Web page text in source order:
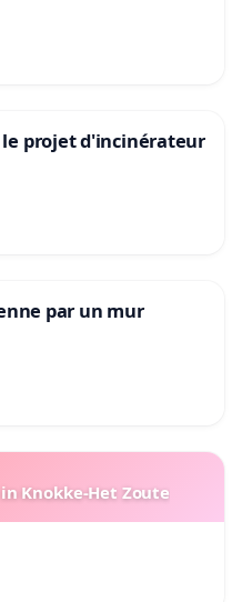
support.
projet d'incinérateur
par un mur
Knokke-Het Zoute